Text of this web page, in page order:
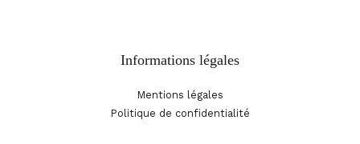
Informations légales
Mentions légales
Politique de confidentialité